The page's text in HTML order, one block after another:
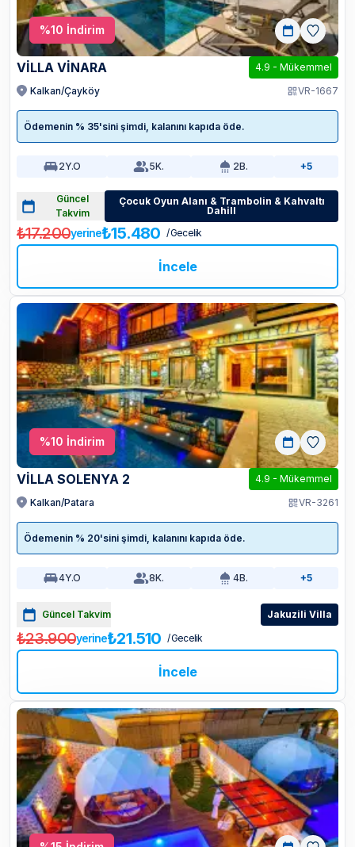
%10 İndirim
VİLLA VİNARA 4.9 - Mükemmel
Kalkan/Çayköy
VR-1667
Ödemenin % 35'sini şimdi, kalanını kapıda öde.
2Y.O 5K. 2B. +5
Güncel
Takvim
Çocuk Oyun Alanı & Trambolin & Kahvaltı
Dahill
₺17.200yerine₺15.480 / Gecelik
İncele
%10 İndirim
VİLLA SOLENYA 2 4.9 - Mükemmel
Kalkan/Patara
VR-3261
Ödemenin % 20'sini şimdi, kalanını kapıda öde.
4Y.O 8K. 4B. +5
Güncel Takvim Jakuzili Villa
₺23.900yerine₺21.510 / Gecelik
İncele